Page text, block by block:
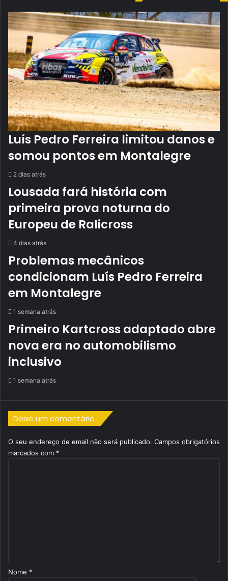
Luís Pedro Ferreira limitou danos e
somou pontos em Montalegre
2 dias atrás
Lousada fará história com
primeira prova noturna do
Europeu de Ralicross
4 dias atrás
Problemas mecânicos
condicionam Luís Pedro Ferreira
em Montalegre
1 semana atrás
Primeiro Kartcross adaptado abre
nova era no automobilismo
inclusivo
1 semana atrás
Deixe um comentário
O seu endereço de email não será publicado. Campos obrigatórios
marcados com *
*
Nome *